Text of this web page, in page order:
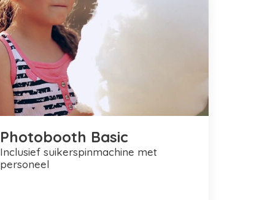
Photobooth Basic
inclusief suikerspinmachine met
personeel